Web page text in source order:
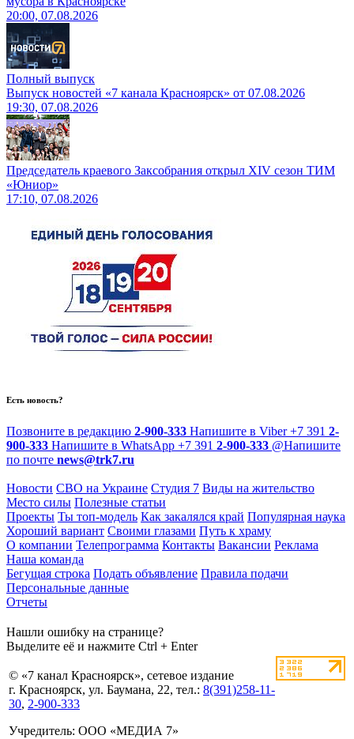
20:00, 07.08.2026
Полный выпуск
Выпуск новостей «7 канала Красноярск» от 07.08.2026
19:30, 07.08.2026
Председатель краевого Заксобрания открыл XIV сезон ТИМ
«Юниор»
17:10, 07.08.2026
Есть новость?
Позвоните в редакцию 2-900-333 Напишите в Viber +7 391 2-
900-333 Напишите в WhatsApp +7 391 2-900-333 @Напишите
по почте news@trk7.ru
Новости СВО на Украине Студия 7 Виды на жительство
Место силы Полезные статьи
Проекты Ты топ-модель Как закалялся край Популярная наука
Хороший вариант Своими глазами Путь к храму
О компании Телепрограмма Контакты Вакансии Реклама
Наша команда
Бегущая строка Подать объявление Правила подачи
Персональные данные
Отчеты
Нашли ошибку на странице?
Выделите её и нажмите Ctrl + Enter
© «7 канал Красноярск», сетевое издание
г. Красноярск, ул. Баумана, 22, тел.: 8(391)258-11-
30, 2-900-333
Учредитель: ООО «МЕДИА 7»